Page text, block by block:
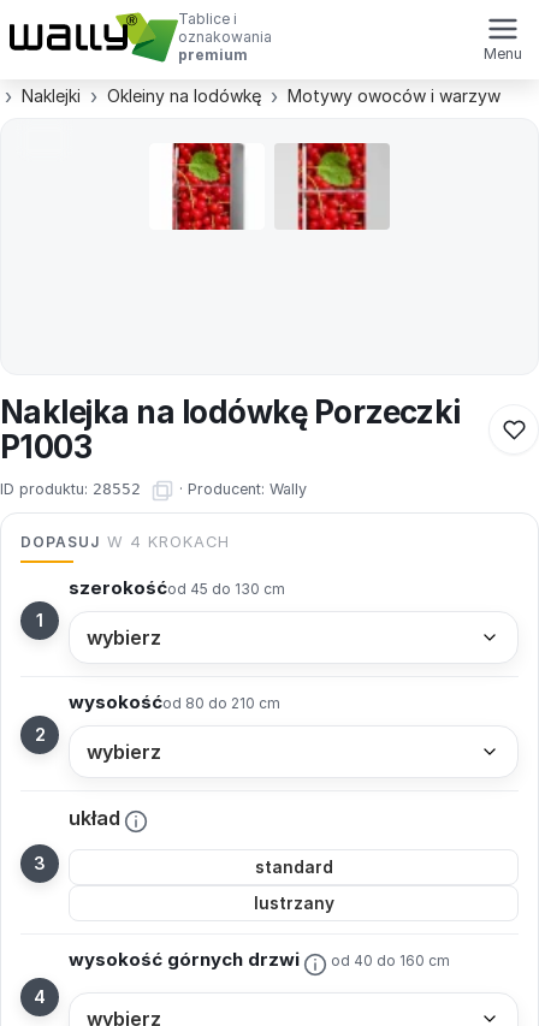
Tablice i
oznakowania
premium
Menu
Naklejki Okleiny na lodówkę Motywy owoców i warzyw
Naklejka na lodówkę Porzeczki
P1003
ID produktu: 28552 · Producent: Wally
DOPASUJ W 4 KROKACH
szerokośćod 45 do 130 cm
wysokośćod 80 do 210 cm
układ
standard
lustrzany
wysokość górnych drzwi od 40 do 160 cm